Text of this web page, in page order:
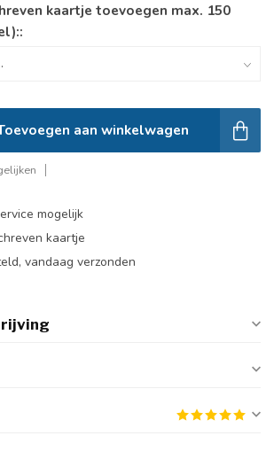
kaartje toevoegen max. 150
aan winkelwagen
mogelijk
kaartje
vandaag verzonden